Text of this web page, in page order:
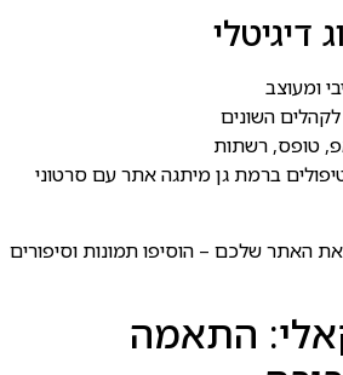
דיגיטלי
ומעוצב
השונים
טופס, רשתות
ברמת גן מיתגה אתר עם סרטוני
את האתר שלכם – הוסיפו תמונות וסיפורים
התאמה